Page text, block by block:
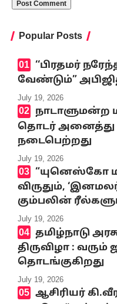
Popular Posts
‘‘பிரதமர்
வேண்டும்”
July 19, 2026
நாடாளுமன்ற
தொடர் அனைத்து
நடைபெற்றது
July 19, 2026
“யுனெஸ்கோ
விருதும்,
கும்பலின்
July 19, 2026
தமிழ்நாடு
திருவிழா :
தொடங்குகிறது
July 19, 2026
ஆசிரியர்